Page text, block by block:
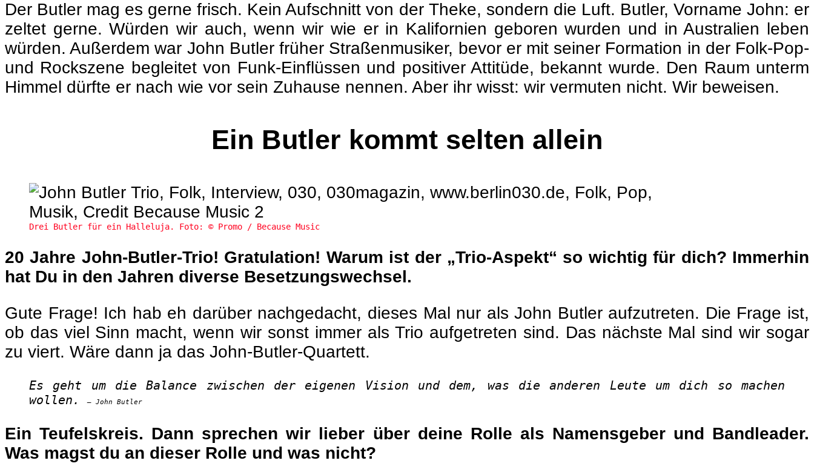
Der Butler mag es gerne frisch. Kein Aufschnitt von der Theke, sondern die Luft. Butler, Vorname John: er
zeltet gerne. Würden wir auch, wenn wir wie er in Kalifornien geboren wurden und in Australien leben
würden. Außerdem war John Butler früher Straßenmusiker, bevor er mit seiner Formation in der Folk-Pop-
und Rockszene begleitet von Funk-Einflüssen und positiver Attitüde, bekannt wurde. Den Raum unterm
Himmel dürfte er nach wie vor sein Zuhause nennen. Aber ihr wisst: wir vermuten nicht. Wir beweisen.
Ein Butler kommt selten allein
Drei Butler für ein Halleluja. Foto: © Promo / Because Music
20 Jahre John-Butler-Trio! Gratulation! Warum ist der „Trio-Aspekt“ so wichtig für dich? Immerhin
hat Du in den Jahren diverse Besetzungswechsel.
Gute Frage! Ich hab eh darüber nachgedacht, dieses Mal nur als John Butler aufzutreten. Die Frage ist,
ob das viel Sinn macht, wenn wir sonst immer als Trio aufgetreten sind. Das nächste Mal sind wir sogar
zu viert. Wäre dann ja das John-Butler-Quartett.
Es geht um die Balance zwischen der eigenen Vision und dem, was die anderen Leute um dich so machen
wollen.– John Butler
Ein Teufelskreis. Dann sprechen wir lieber über deine Rolle als Namensgeber und Bandleader.
Was magst du an dieser Rolle und was nicht?